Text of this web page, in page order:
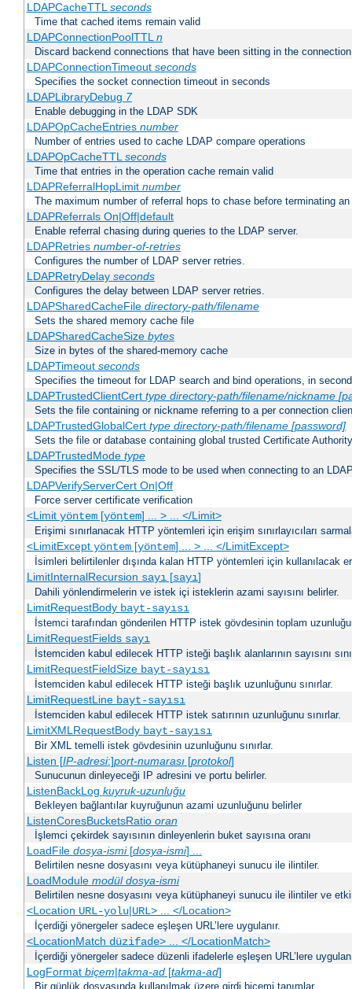
LDAPCacheTTLseconds
Time that cached items remain valid
LDAPConnectionPoolTTLn
Discard backend connections that have been sitting in the
LDAPConnectionTimeout seconds
Specifies the socket connection timeout in seconds
LDAPLibraryDebug 7
Enable debugging in the LDAP SDK
LDAPOpCacheEntries number
Number of entries used to cache LDAP compare operations
LDAPOpCacheTTLseconds
Time that entries in the operation cache remain valid
LDAPReferralHopLimit number
The maximum number of referral hops to chase before terminating
LDAPReferrals On|Off|default
Enable referral chasing during queries to the LDAP server.
LDAPRetries number-of-retries
Configures the number of LDAP server retries.
LDAPRetryDelay seconds
Configures the delay between LDAP server retries.
LDAPSharedCacheFile directory-path/filename
Sets the shared memory cache file
LDAPSharedCacheSize bytes
Size in bytes of the shared-memory cache
LDAPTimeout seconds
Specifies the timeout for LDAP search and bind operations, in
LDAPTrustedClientCert type directory-path/filename/nickname
Sets the file containing or nickname referring to a per connection
LDAPTrustedGlobalCert type directory-path/filename [password]
Sets the file or database containing global trusted Certificate
LDAPTrustedMode type
Specifies the SSL/TLS mode to be used when connecting to an
LDAPVerifyServerCert On|Off
Force server certificate verification
<Limit yöntem[yöntem] ... > ... </Limit>
Erişimi sınırlanacak HTTP yöntemleri için erişim sınırlayıcıları
<LimitExcept yöntem[yöntem] ... > ... </LimitExcept>
İsimleri belirtilenler dışında kalan HTTP yöntemleri için kullanılacak
LimitInternalRecursion sayı[sayı]
Dahili yönlendirmelerin ve istek içi isteklerin azami sayısını belirler.
LimitRequestBody bayt-sayısı
İstemci tarafından gönderilen HTTP istek gövdesinin toplam
LimitRequestFields sayı
İstemciden kabul edilecek HTTP isteği başlık alanlarının sayısını
LimitRequestFieldSize bayt-sayısı
İstemciden kabul edilecek HTTP isteği başlık uzunluğunu sınırlar.
LimitRequestLine bayt-sayısı
İstemciden kabul edilecek HTTP istek satırının uzunluğunu sınırlar.
LimitXMLRequestBody bayt-sayısı
Bir XML temelli istek gövdesinin uzunluğunu sınırlar.
Listen [IP-adresi:]port-numarası[protokol]
Sunucunun dinleyeceği IP adresini ve portu belirler.
ListenBackLog kuyruk-uzunluğu
Bekleyen bağlantılar kuyruğunun azami uzunluğunu belirler
ListenCoresBucketsRatio oran
İşlemci çekirdek sayısının dinleyenlerin buket sayısına oranı
LoadFile dosya-ismi[dosya-ismi] ...
Belirtilen nesne dosyasını veya kütüphaneyi sunucu ile ilintiler.
LoadModule modül dosya-ismi
Belirtilen nesne dosyasını veya kütüphaneyi sunucu ile ilintiler ve
<Location URL-yolu|URL> ... </Location>
İçerdiği yönergeler sadece eşleşen URL’lere uygulanır.
<LocationMatch düzifade> ... </LocationMatch>
İçerdiği yönergeler sadece düzenli ifadelerle eşleşen URL’lere
LogFormat biçem|takma-ad[takma-ad]
Bir günlük dosyasında kullanılmak üzere girdi biçemi tanımlar.